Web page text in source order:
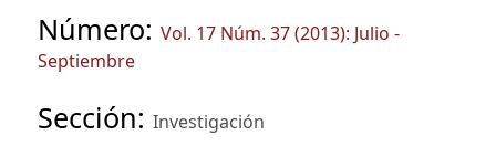
Número: Vol. 17 Núm. 37 (2013): Julio -
Septiembre
Sección: Investigación